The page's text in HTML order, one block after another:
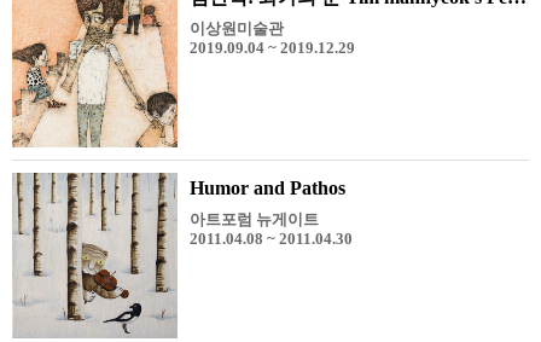
이상원미술관
2019.09.04 ~ 2019.12.29
Humor and Pathos
아트포럼 뉴게이트
2011.04.08 ~ 2011.04.30